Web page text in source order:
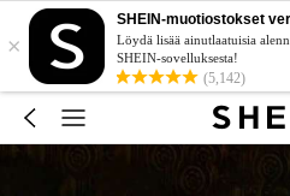
×
SHEIN-muotiostokset
Löydä lisää ainutlaatuisia
SHEIN-sovelluksesta!
(5,142)